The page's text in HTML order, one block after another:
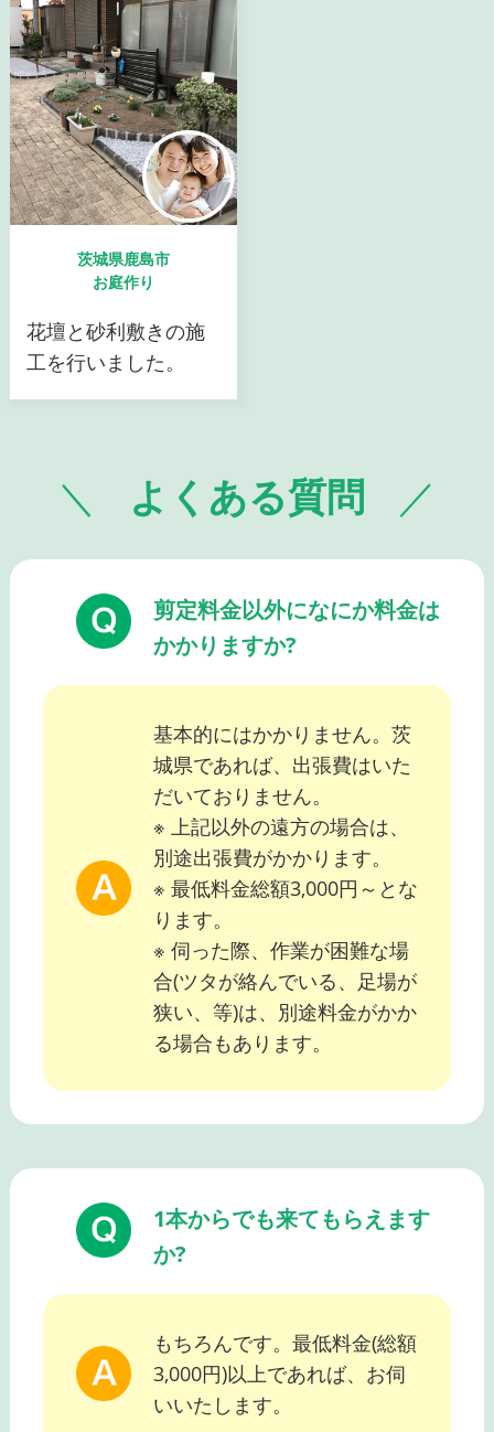
茨城県鹿島市
お庭作り
花壇と砂利敷きの施
工を行いました。
よくある質問
剪定料金以外になにか料金は
かかりますか?
基本的にはかかりません。茨
城県であれば、出張費はいた
だいておりません。
※ 上記以外の遠方の場合は、
別途出張費がかかります。
※ 最低料金総額3,000円～とな
ります。
※ 伺った際、作業が困難な場
合(ツタが絡んでいる、足場が
狭い、等)は、別途料金がかか
る場合もあります。
1本からでも来てもらえます
か?
もちろんです。最低料金(総額
3,000円)以上であれば、お伺
いいたします。